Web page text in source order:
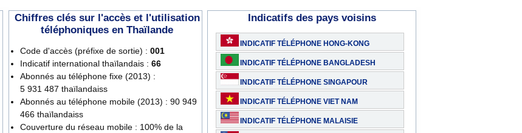
Chiffres clés sur l'accès et l'utilisation
téléphoniques en Thaïlande
Code d'accès (préfixe de sortie) : 001
Indicatif international thaïlandais : 66
Abonnés au téléphone fixe (2013) :
5 931 487 thaïlandaiss
Abonnés au téléphone mobile (2013) : 90 949
466 thaïlandaiss
Couverture du réseau mobile : 100% de la
Indicatifs des pays voisins
INDICATIF TÉLÉPHONE HONG-KONG
INDICATIF TÉLÉPHONE BANGLADESH
INDICATIF TÉLÉPHONE SINGAPOUR
INDICATIF TÉLÉPHONE VIET NAM
INDICATIF TÉLÉPHONE MALAISIE